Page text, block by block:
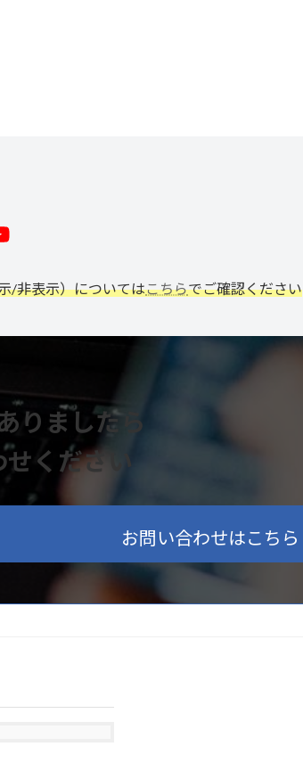
/非表示）についてはこちらでご確認ください
りましたら
ください
お問い合わせはこちら